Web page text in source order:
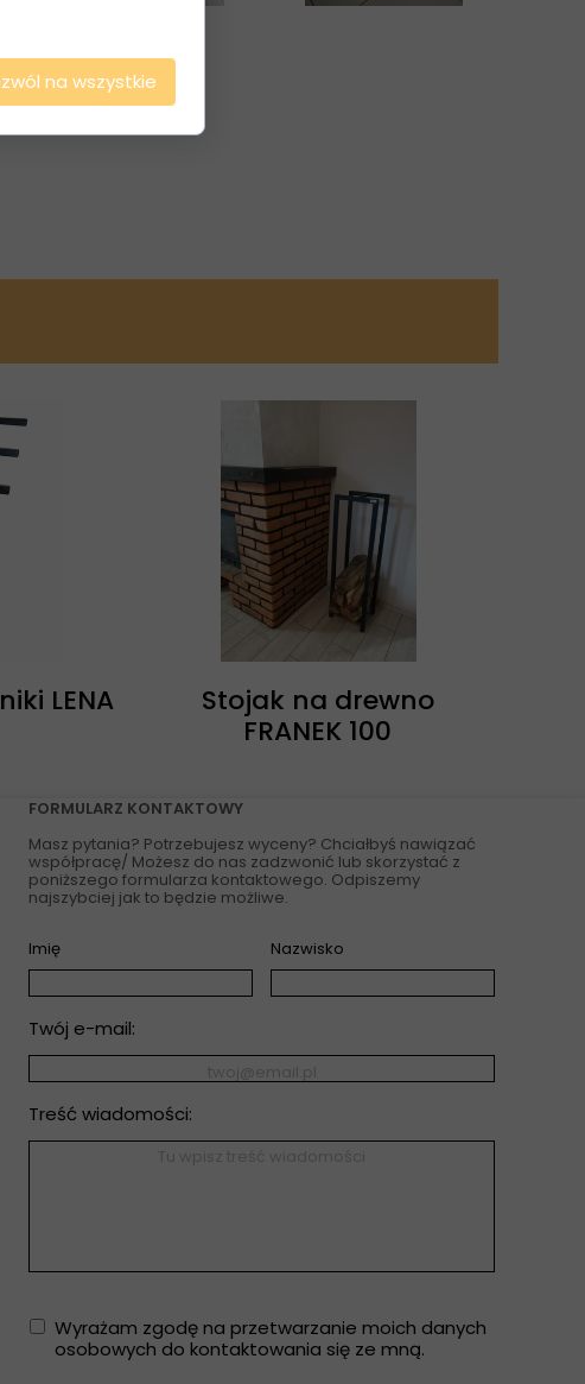
LENA
Stojak na drewno
FRANEK 100
FORMULARZ KONTAKTOWY
Masz pytania? Potrzebujesz wyceny? Chciałbyś nawiązać
współpracę/ Możesz do nas zadzwonić lub skorzystać z
poniższego formularza kontaktowego. Odpiszemy
najszybciej jak to będzie możliwe.
Imię Nazwisko
Twój e-mail:
Treść wiadomości:
Wyrażam zgodę na przetwarzanie moich danych
osobowych do kontaktowania się ze mną.
na wszystkie